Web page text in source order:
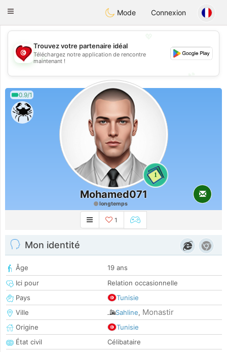
Tunisia Dating
Toggle
Mode Connexion
💖
💕
Trouvez votre partenaire idéal
Téléchargez notre application de rencontre
maintenant !
0.9/1
1
Mohamed071
longtemps
1
Mon identité
Âge
19 ans
Ici pour
Relation occasionnelle
Pays
Tunisie
Ville
Sahline, Monastir
Origine
Tunisie
État civil
Célibataire